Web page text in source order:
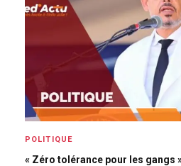
POLITIQUE
« Zéro tolérance pour les gangs